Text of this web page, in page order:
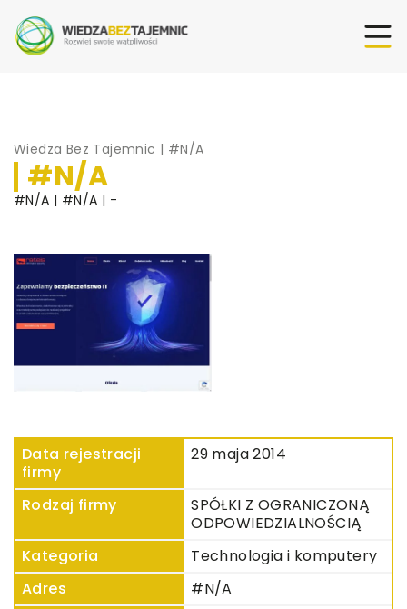
Wiedza Bez Tajemnic | #N/A
#N/A
#N/A | #N/A | -
Data rejestracji
firmy
29 maja 2014
Rodzaj firmy
SPÓŁKI Z OGRANICZONĄ
ODPOWIEDZIALNOŚCIĄ
Kategoria
Technologia i komputery
Adres
#N/A